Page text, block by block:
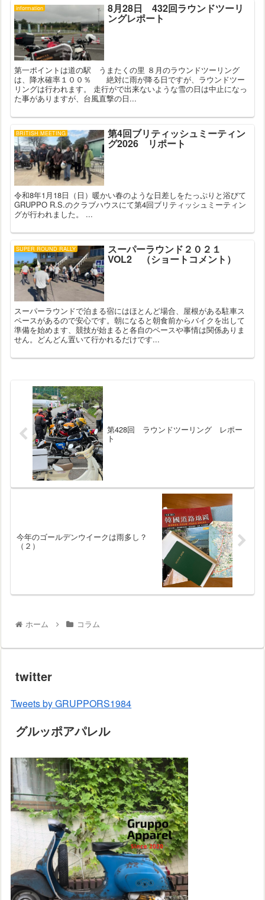
information 8月28日 432回ラウンドツーリ
ングレポート
第一ポイントは道の駅 うまたくの里 ８月のラウンドツーリング
は、降水確率１００％ 絶対に雨が降る日ですが、ラウンドツー
リングは行われます。 走行がで出来ないような雪の日は中止になっ
た事がありますが、台風直撃の日...
BRITISH MEETING 第4回ブリティッシュミーティン
グ2026 リポート
令和8年1月18日（日）暖かい春のような日差しをたっぷりと浴びて
GRUPPO R.S.のクラブハウスにて第4回ブリティッシュミーティン
グが行われました。 ...
SUPER ROUND RALLY スーパーラウンド２０２１
VOL2 （ショートコメント）
スーパーラウンドで泊まる宿にはほとんど場合、屋根がある駐車ス
ペースがあるので安心です。朝になると朝食前からバイクを出して
準備を始めます、競技が始まると各自のペースや事情は関係ありま
せん。どんどん置いて行かれるだけです...
第428回 ラウンドツーリング レポー
ト
今年のゴールデンウイークは雨多し？
（２）
ホーム コラム
twitter
Tweets by GRUPPORS1984
グルッポアパレル